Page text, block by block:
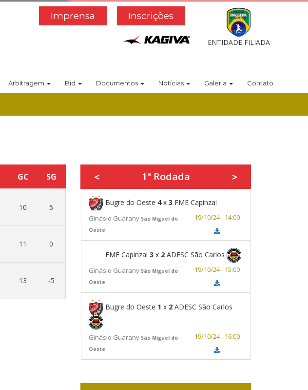
Inscrições
Imprensa
ENTIDADE FILIADA
Arbitragem Bid Documentos Notícias Galeria Contato
GC SG
10 5
11 0
13 -5
< 1ª Rodada >
Bugre do Oeste 4x 3 FME Capinzal
Ginásio Guarany São Miguel do
Oeste
19/10/24 - 14:00
FME Capinzal 3 x 2 ADESC São Carlos
Ginásio Guarany São Miguel do
Oeste
19/10/24 - 15:00
Bugre do Oeste 1 x 2 ADESC São Carlos
Ginásio Guarany São Miguel do
Oeste
19/10/24 - 16:00